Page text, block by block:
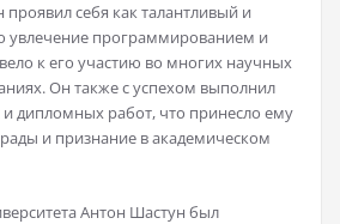
проявил себя как талантливый и
увлечение программированием и
к его участию во многих научных
Он также с успехом выполнил
дипломных работ, что принесло ему
и признание в академическом
Антон Шастун был